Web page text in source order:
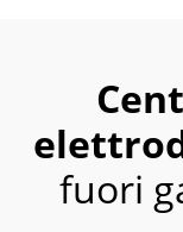
fuori